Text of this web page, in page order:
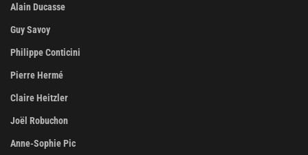
Alain Ducasse
Guy Savoy
Philippe Conticini
Pierre Hermé
Claire Heitzler
Joël Robuchon
Anne-Sophie Pic